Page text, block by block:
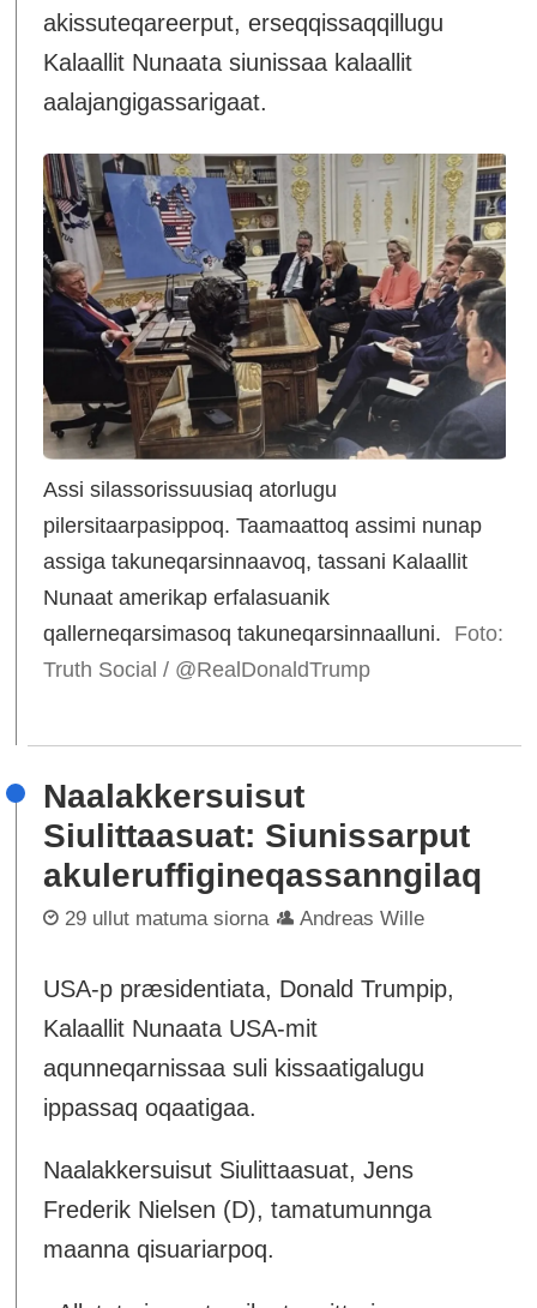
akissuteqareerput, erseqqissaqqillugu
Kalaallit Nunaata siunissaa kalaallit
aalajangigassarigaat.
Assi silassorissuusiaq atorlugu
pilersitaarpasippoq. Taamaattoq assimi nunap
assiga takuneqarsinnaavoq, tassani Kalaallit
Nunaat amerikap erfalasuanik
qallerneqarsimasoq takuneqarsinnaalluni.
Foto:
Truth Social / @RealDonaldTrump
Naalakkersuisut
Siulittaasuat: Siunissarput
akuleruffigineqassanngilaq
29 ullut matuma siorna Andreas Wille
USA-p præsidentiata, Donald Trumpip,
Kalaallit Nunaata USA-mit
aqunneqarnissaa suli kissaatigalugu
ippassaq oqaatigaa.
Naalakkersuisut Siulittaasuat, Jens
Frederik Nielsen (D), tamatumunnga
maanna qisuariarpoq.